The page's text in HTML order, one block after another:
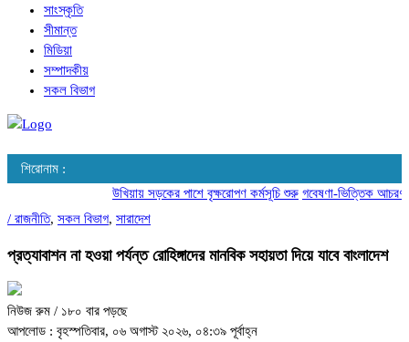
সাংস্কৃতি
সীমান্ত
মিডিয়া
সম্পাদকীয়
সকল বিভাগ
শিরোনাম :
উখিয়ায় সড়কের পাশে বৃক্ষরোপণ কর্মসূচি শুরু গবেষণা-ভিত্তিক আচরণ
/ রাজনীতি, সকল বিভাগ, সারাদেশ
প্রত্যাবাশন না হওয়া পর্যন্ত রোহিঙ্গাদের মানবিক সহায়তা দিয়ে যাবে বাংলাদেশ
নিউজ রুম / ১৮০ বার পড়ছে
আপলোড : বৃহস্পতিবার, ০৬ অগাস্ট ২০২৬, ০৪:৩৯ পূর্বাহ্ন